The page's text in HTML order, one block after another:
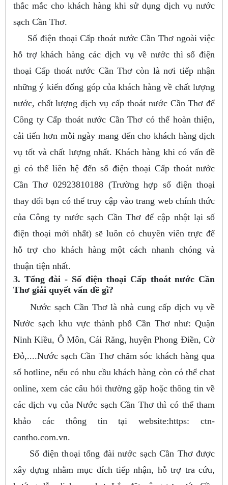
thắc mắc cho khách hàng khi sử dụng dịch vụ nước
sạch Cần Thơ.
Số điện thoại Cấp thoát nước Cần Thơ ngoài việc
hỗ trợ khách hàng các dịch vụ về nước thì số điện
thoại Cấp thoát nước Cần Thơ còn là nơi tiếp nhận
những ý kiến đống góp của khách hàng về chất lượng
nước, chất lượng dịch vụ cấp thoát nước Cần Thơ để
Công ty Cấp thoát nước Cần Thơ có thể hoàn thiện,
cải tiến hơn mỗi ngày mang đến cho khách hàng dịch
vụ tốt và chất lượng nhất. Khách hàng khi có vấn đề
gì có thể liên hệ đến số điện thoại Cấp thoát nước
Cần Thơ 02923810188 (Trường hợp số điện thoại
thay đổi bạn có thể truy cập vào trang web chính thức
của Công ty nước sạch Cần Thơ để cập nhật lại số
điện thoại mới nhất) sẽ luôn có chuyên viên trực để
hỗ trợ cho khách hàng một cách nhanh chóng và
thuận tiện nhất.
3. Tổng đài - Số điện thoại Cấp thoát nước Cần
Thơ giải quyết vấn đề gì?
Nước sạch Cần Thơ là nhà cung cấp dịch vụ về
Nước sạch khu vực thành phố Cần Thơ như: Quận
Ninh Kiều, Ô Môn, Cái Răng, huyện Phong Điền, Cờ
Đỏ,....Nước sạch Cần Thơ chăm sóc khách hàng qua
số hotline, nếu có nhu cầu khách hàng còn có thể chat
online, xem các câu hỏi thường gặp hoặc thông tin về
các dịch vụ của Nước sạch Cần Thơ thì có thể tham
khảo các thông tin tại website:https: ctn-
cantho.com.vn.
Số điện thoại tổng đài nước sạch Cần Thơ được
xây dựng nhằm mục đích tiếp nhận, hỗ trợ tra cứu,